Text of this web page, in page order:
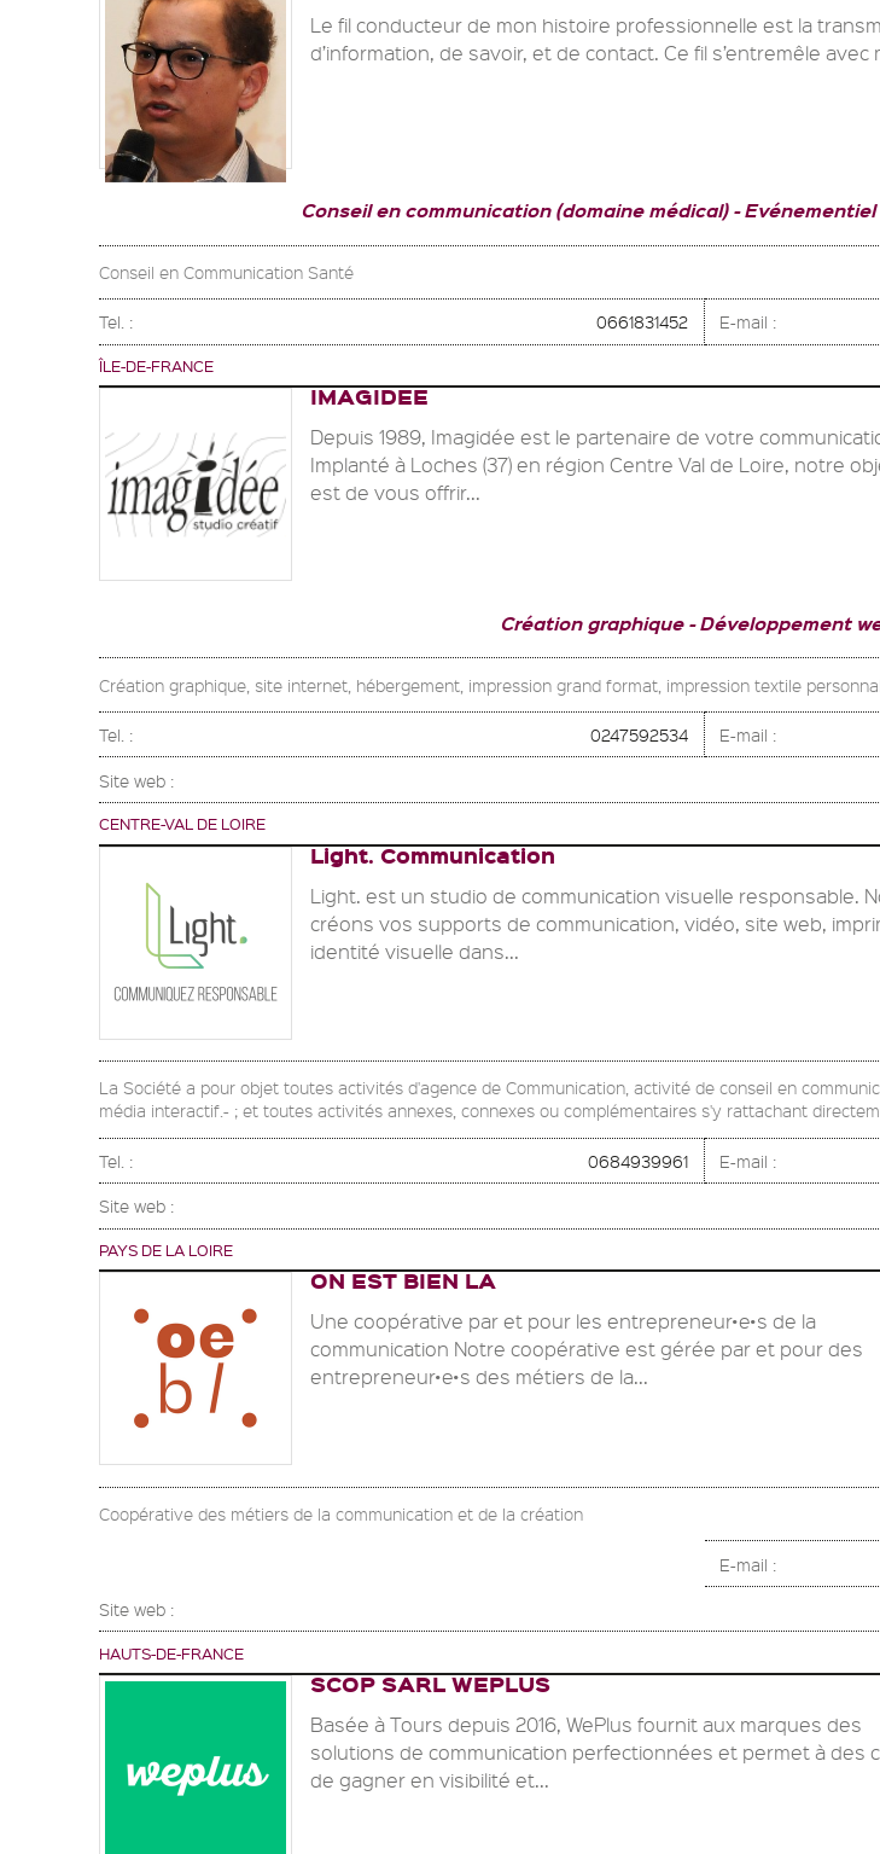
Le fil conducteur de mon histoire professionnelle est la
d’information, de savoir, et de contact. Ce fil s’entremêle avec
Conseil en communication (domaine médical)
Conseil en Communication Santé
Tel. : 0661831452 E-mail :
ÎLE-DE-FRANCE
IMAGIDEE
Depuis 1989, Imagidée est le partenaire de votre
Implanté à Loches (37) en région Centre Val de Loire, notre
est de vous offrir...
Création graphique Développement
Création graphique, site internet, hébergement, impression grand format, impression textile
Tel. : 0247592534 E-mail :
Site web :
CENTRE-VAL DE LOIRE
Light. Communication
Light. est un studio de communication visuelle responsable.
créons vos supports de communication, vidéo, site web,
identité visuelle dans...
La Société a pour objet toutes activités d'agence de Communication, activité de conseil en
média interactif.- ; et toutes activités annexes, connexes ou complémentaires s'y rattachant
Tel. : 0684939961 E-mail :
Site web :
PAYS DE LA LOIRE
ON EST BIEN LA
Une coopérative par et pour les entrepreneur•e•s de la
communication Notre coopérative est gérée par et pour des
entrepreneur•e•s des métiers de la...
Coopérative des métiers de la communication et de la création
E-mail :
Site web :
HAUTS-DE-FRANCE
SCOP SARL WEPLUS
Basée à Tours depuis 2016, WePlus fournit aux marques des
solutions de communication perfectionnées et permet à des
de gagner en visibilité et...